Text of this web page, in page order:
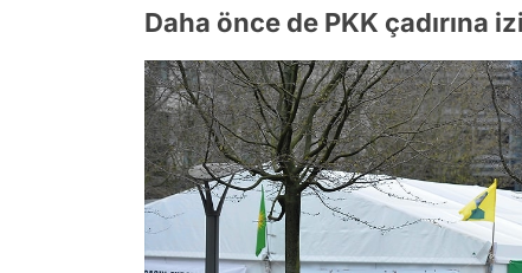
Daha önce de PKK çadırına